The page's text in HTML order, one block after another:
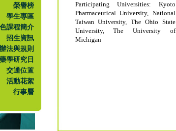
榮譽榜
學生專區
課程簡介
招生資訊
辦法與規則
學研究日
交通位置
活動花絮
行事曆
Participating Universities: Kyoto
Pharmaceutical University, National
Taiwan University, The Ohio State
University, The University of
Michigan